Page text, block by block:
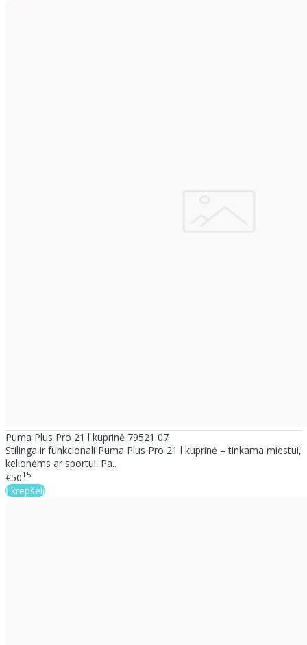
Puma Plus Pro 21 l kuprinė 79521 07
Stilinga ir funkcionali Puma Plus Pro 21 l kuprinė – tinkama miestui,
kelionėms ar sportui. Pa..
€5015
Į krepšelį